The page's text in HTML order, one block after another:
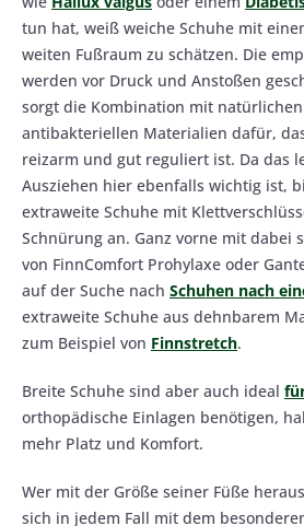
tun hat, weiß weiche Schuhe mit
weiten Fußraum zu schätzen. Die
werden vor Druck und Anstoßen
sorgt die Kombination mit
antibakteriellen Materialien dafür,
reizarm und gut reguliert ist. Da das
Ausziehen hier ebenfalls wichtig ist,
extraweite Schuhe mit
Schnürung an. Ganz vorne mit dabei
von FinnComfort Prohylaxe oder
auf der Suche nach Schuhen nach
extraweite Schuhe aus dehnbarem
zum Beispiel von Finnstretch.
Breite Schuhe sind aber auch ideal
orthopädische Einlagen benötigen,
mehr Platz und Komfort.
Wer mit der Größe seiner Füße
sich in jedem Fall mit dem